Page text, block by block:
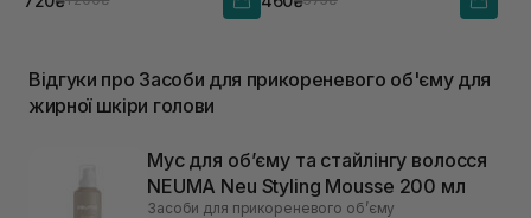
Відгуки про Засоби для прикореневого об'єму для
жирної шкіри голови
Мус для обʼєму та стайлінгу волосся
NEUMA Neu Styling Mousse 200 мл
Засоби для прикореневого обʼєму